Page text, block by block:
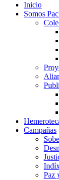
Inicio
Somos
Campañas
Paz